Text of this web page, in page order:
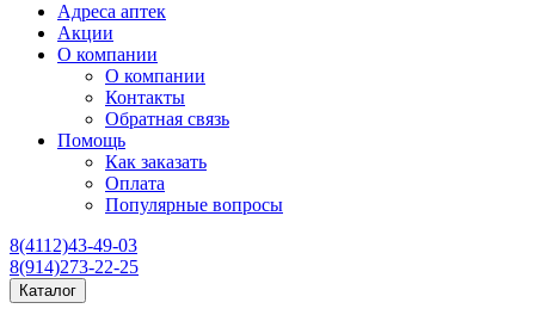
Адреса аптек
Акции
О компании
О компании
Контакты
Обратная связь
Помощь
Как заказать
Оплата
Популярные вопросы
8(4112)43-49-03
8(914)273-22-25
Каталог